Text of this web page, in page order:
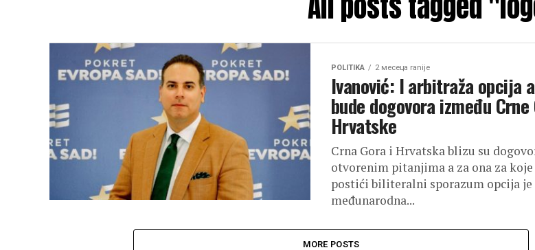
POLITIKA 2 месеца ranije
Ivanović: I arbitraža opcija
bude dogovora između Crne
Hrvatske
Crna Gora i Hrvatska blizu su
otvorenim pitanjima a za ona za koje
postići biliteralni sporazum opcija je
međunarodna...
MORE POSTS